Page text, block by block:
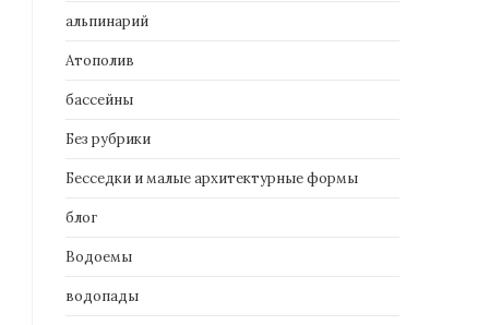
альпинарий
Атополив
бассейны
Без рубрики
Бесседки и малые архитектурные формы
блог
Водоемы
водопады